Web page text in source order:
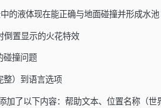
的液体现在能正确与地面碰撞并形成水池
倒置显示的火花特效
碰撞问题
整）到语言选项
加了以下内容：帮助文本、位置名称（